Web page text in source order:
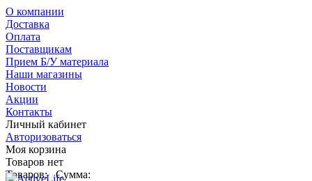
О компании
Доставка
Оплата
Поставщикам
Прием Б/У материала
Наши магазины
Новости
Акции
Контакты
Личный кабинет
Авторизоваться
Моя корзина
Товаров нет
Товаров: Сумма: